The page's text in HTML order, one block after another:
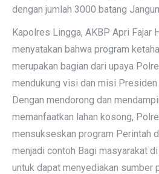
dengan jumlah 3000 batang
Kapolres Lingga, AKBP Apri Fajar
menyatakan bahwa program
merupakan bagian dari upaya
mendukung visi dan misi
Dengan mendorong dan
memanfaatkan lahan kosong,
mensukseskan program Perintah
menjadi contoh Bagi masyarakat
untuk dapat menyediakan sumber